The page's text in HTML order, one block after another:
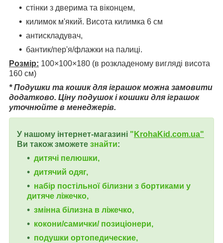
стінки з дверима та віконцем,
килимок м'який. Висота килимка 6 см
антискладувач,
бантик/пер'я/флажки на палиці.
Розмір: 100×100×180 (в розкладеному вигляді висота
160 см)
* Подушки та кошик для іграшок можна замовити
додатково. Ціну подушок і кошики для іграшок
уточнюйте в менеджерів.
У нашому інтернет-магазині " KrohaKid.com.ua"
Ви також зможете знайти:
дитячі пелюшки,
дитячий одяг,
набір постільної білизни з бортиками у
дитяче ліжечко,
змінна білизна в ліжечко,
кокони/самички/ позиціонери,
подушки ортопедические,